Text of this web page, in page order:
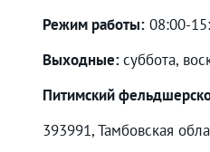
Режим работы: 08:00-
Выходные:суббота,
Питимский
393991, Тамбовская